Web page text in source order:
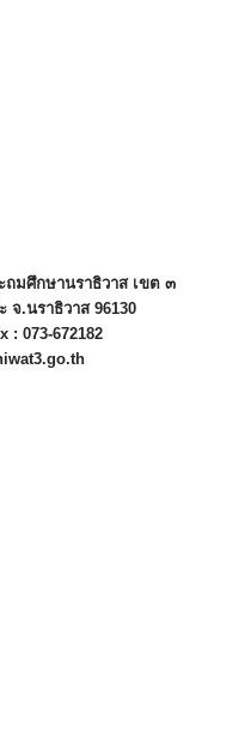
ถมศึกษานราธิวาส เขต ๓
จ.นราธิวาส 96130
: 073-672182